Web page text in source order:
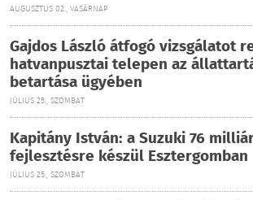
AUGUSZTUS 02., VASÁRNAP
Gajdos László átfogó vizsgálatot
hatvanpusztai telepen az
betartása ügyében
JÚLIUS 25., SZOMBAT
Kapitány István: a Suzuki 76
fejlesztésre készül Esztergomban
JÚLIUS 25., SZOMBAT